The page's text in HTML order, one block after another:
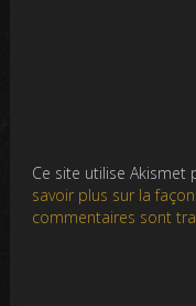
Ce site utilise Akismet
savoir plus sur la
commentaires sont